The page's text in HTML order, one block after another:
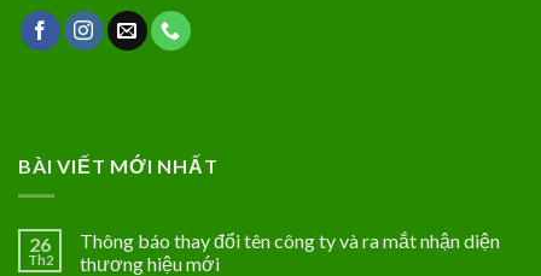
BÀI VIẾT MỚI NHẤT
26
Th2
Thông báo thay đổi tên công ty và ra mắt nhận diện
thương hiệu mới